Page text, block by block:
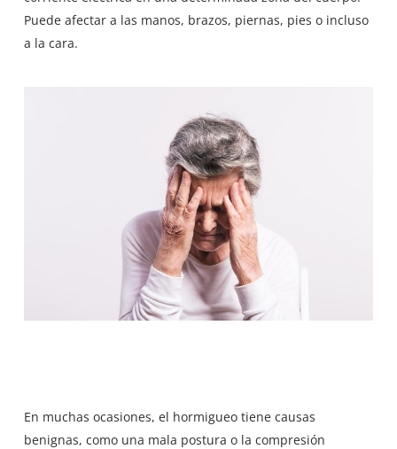
Puede afectar a las manos, brazos, piernas, pies o incluso
a la cara.
En muchas ocasiones, el hormigueo tiene causas
benignas, como una mala postura o la compresión